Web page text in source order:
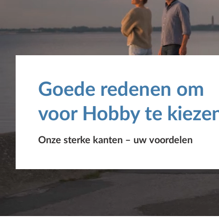
Goede redenen om
voor Hobby te
Onze sterke kanten – uw voordelen